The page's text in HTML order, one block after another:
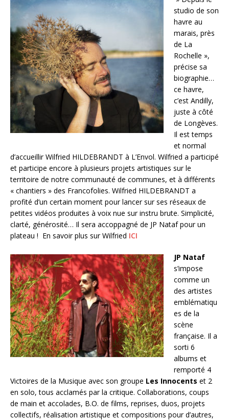
studio de son
havre au
marais, près
de La
Rochelle »,
précise sa
biographie…
ce havre,
c’est Andilly,
juste à côté
de Longèves.
Il est temps
et normal
d’accueillir Wilfried HILDEBRANDT à L’Envol. Wilfried a participé
et participe encore à plusieurs projets artistiques sur le
territoire de notre communauté de communes, et à différents
« chantiers » des Francofolies. Wilfried HILDEBRANDT a
profité d’un certain moment pour lancer sur ses réseaux de
petites vidéos produites à voix nue sur instru brute. Simplicité,
clarté, générosité… Il sera accoppagné de JP Nataf pour un
plateau ! En savoir plus sur Wilfried ICI
JP Nataf
s’impose
comme un
des artistes
emblématiqu
es de la
scène
française. Il a
sorti 6
albums et
remporté 4
Victoires de la Musique avec son groupe Les Innocents et 2
en solo, tous acclamés par la critique. Collaborations, coups
de main et accolades, B.O. de films, reprises, duos, projets
collectifs, réalisation artistique et compositions pour d’autres,